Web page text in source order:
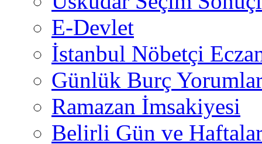
E-Devlet
İstanbul Nöbetçi
Günlük Burç
Ramazan İmsakiyesi
Belirli Gün ve